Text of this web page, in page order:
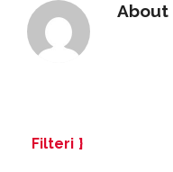
About
Filteri